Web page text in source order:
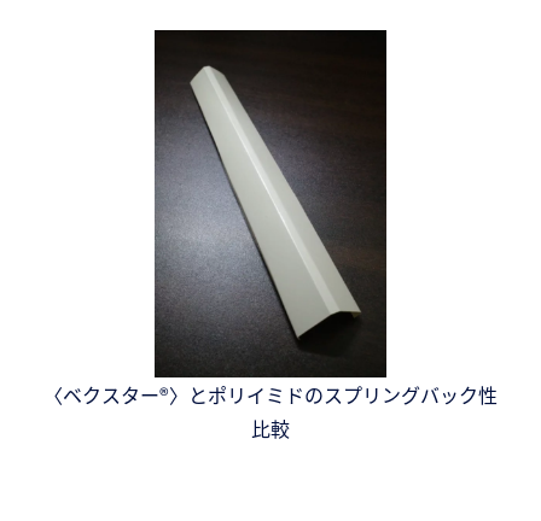
〈ベクスター®〉とポリイミドのスプリングバック性
比較